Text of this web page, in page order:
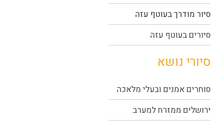
סיור מודרך בעוטף עזה
סיורים בעוטף עזה
סיורי נושא
סוחרים אמנים ובעלי מלאכה
ירושלים ממזרח למערב